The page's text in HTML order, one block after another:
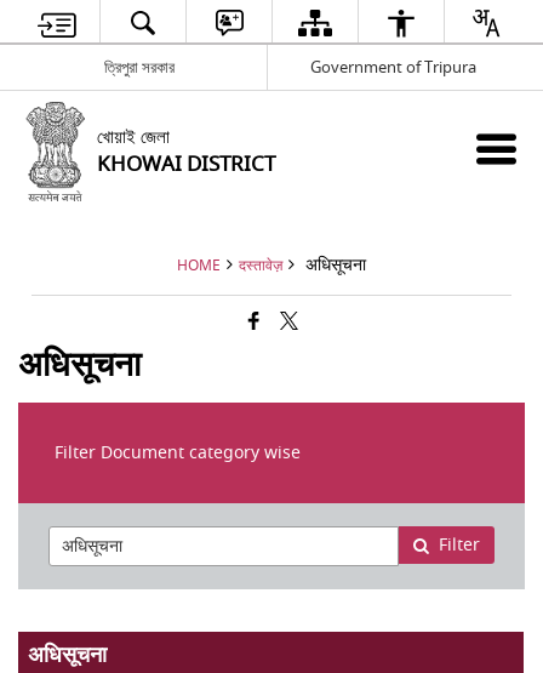
ত্রিপুরা সরকার Government of Tripura
খোয়াই জেলা
KHOWAI DISTRICT
HOME दस्तावेज़ अधिसूचना
अधिसूचना
Filter Document category wise
Filter
अधिसूचना